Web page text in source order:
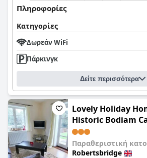
Πληροφορίες
Κατηγορίες
Δωρεάν WiFi
Πάρκινγκ
Δείτε περισσότερα
Lovely Holiday
Historic Bodiam
Παραθεριστική
Robertsbridge